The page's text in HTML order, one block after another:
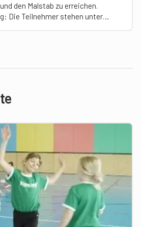
den Malstab zu erreichen.
Die Teilnehmer stehen unter
Loslassen zusätzlich
Ende durchzuhalten.